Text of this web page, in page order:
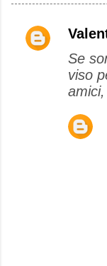
C
Se
viso